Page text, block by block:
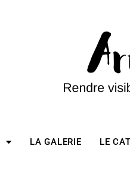
LA GALERIE LE